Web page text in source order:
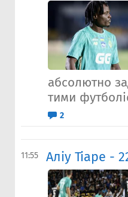
абсолютно
тими
2
11:55 Аліу Тіаре -